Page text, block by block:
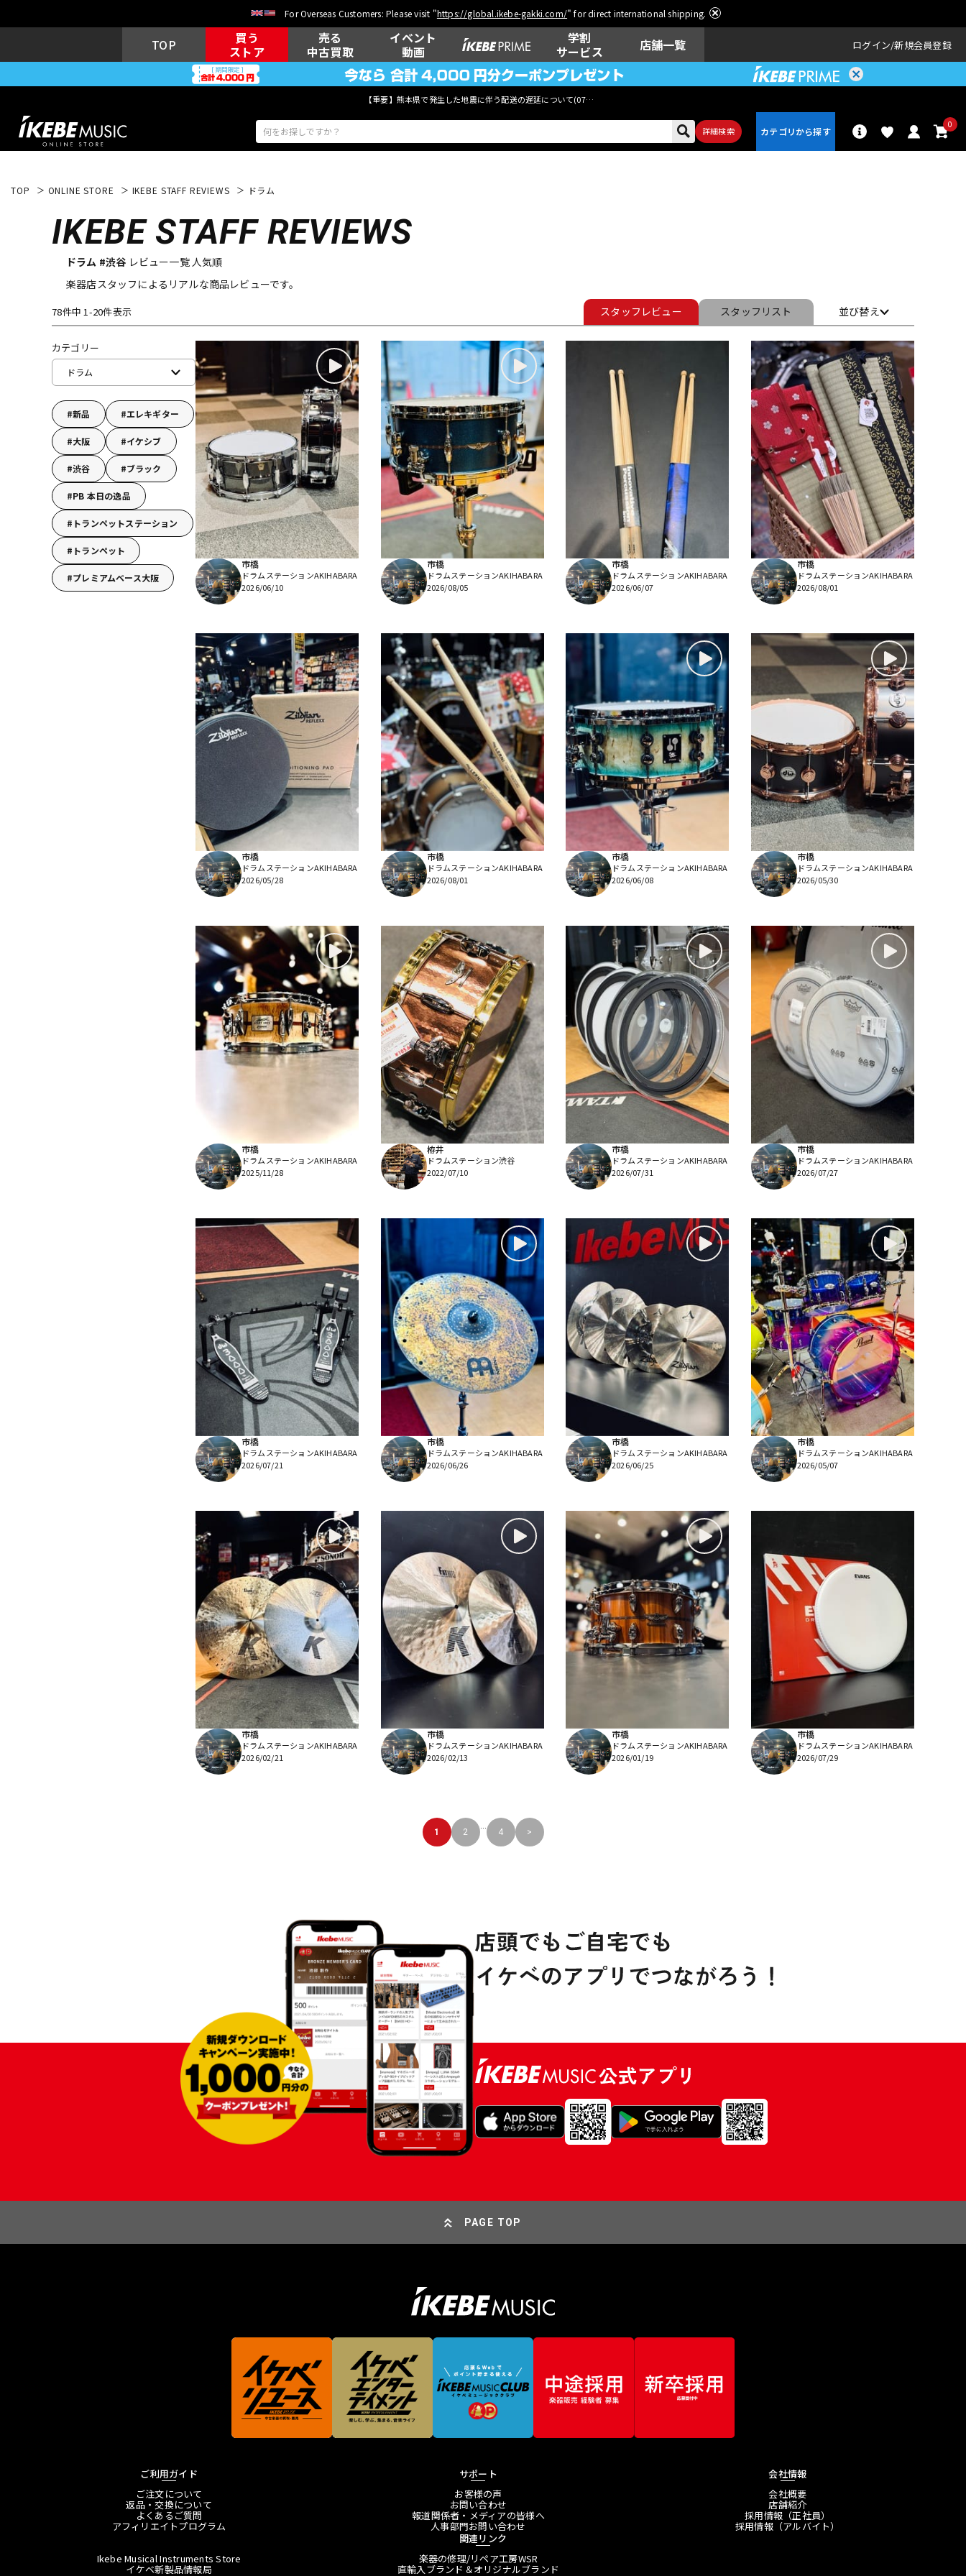
For Overseas Customers: Please visit "https://global.ikebe-gakki.com/" for direct international shipping.
TOP
買う
ストア
売る
中古買取
イベント
動画
学割
サービス
店舗一覧 ログイン 新規会員登録
【重要】熊本県で発生した地震に伴う配送の遅延について(07月29日
詳細検索
0
アコギ/エレ
キーボード
DTM DTM オンラ
イン納品
レコーディン
グ機器
配信/ライブ
機器
楽器アクセサ
リ
中古 ヴィンテージ
TOP ONLINE STORE IKEBE STAFF REVIEWS ドラム
IKEBE STAFF REVIEWS
ドラム #渋谷 レビュー一覧 人気順
楽器店スタッフによるリアルな商品レビューです。
78件中 1-20件表示 スタッフ レビュー スタッフ リスト 並び替え
カテゴリー
ドラム
新品 エレキギター
大阪 イケシブ
渋谷 ブラック
PB 本日の逸品
トランペットステーション
トランペット
プレミアムベース大阪
市橋
ドラムステーションAKIHABARA
2026/06/10
市橋
ドラムステーションAKIHABARA
2026/08/05
市橋
ドラムステーションAKIHABARA
2026/06/07
市橋
ドラムステーションAKIHABARA
2026/08/01
市橋
ドラムステーションAKIHABARA
2026/05/28
市橋
ドラムステーションAKIHABARA
2026/08/01
市橋
ドラムステーションAKIHABARA
2026/06/08
市橋
ドラムステーションAKIHABARA
2026/05/30
市橋
ドラムステーションAKIHABARA
2025/11/28
栫井
ドラムステーション渋谷
2022/07/10
市橋
ドラムステーションAKIHABARA
2026/07/31
市橋
ドラムステーションAKIHABARA
2026/07/27
市橋
ドラムステーションAKIHABARA
2026/07/21
市橋
ドラムステーションAKIHABARA
2026/06/26
市橋
ドラムステーションAKIHABARA
2026/06/25
市橋
ドラムステーションAKIHABARA
2026/05/07
市橋
ドラムステーションAKIHABARA
2026/02/21
市橋
ドラムステーションAKIHABARA
2026/02/13
市橋
ドラムステーションAKIHABARA
2026/01/19
市橋
ドラムステーションAKIHABARA
2026/07/29
1 2 4 >
PAGE TOP
ご利用ガイド
ご注文について
返品・交換について
よくあるご質問
アフィリエイトプログラム
サポート
お客様の声
お問い合わせ
報道関係者・メディアの皆様へ
人事部門お問い合わせ
会社情報
会社概要
店舗紹介
採用情報（正社員）
採用情報（アルバイト）
関連リンク
Ikebe Musical Instruments Store
イケベ新製品情報局
楽器の修理/リペア工房WSR
直輸入ブランド＆オリジナルブランド